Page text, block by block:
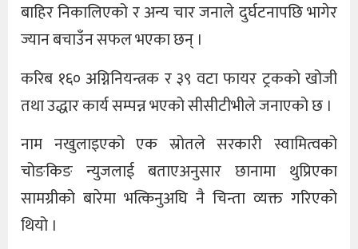
बाहिर निकालिएको र अन्य चार जनाले दुर्घटनापछि भागेर
ज्यान बचाउँन सफल भएका छन् ।
करिब १६० अग्निनियन्त्रक र ३९ वटा फायर ट्रकको खोजी
तथा उद्धार कार्य सम्पन्न भएको सीसीटीभीले जनाएको छ ।
नाम नखुलाइएको एक स्रोतले सरकारी स्वामित्वको
चोङकिङ न्युजलाई बताएअनुसार छानामा थुप्रिएका
सामग्रीको बारेमा भत्किनुअघि नै चिन्ता व्यक्त गरिएको
थियो ।